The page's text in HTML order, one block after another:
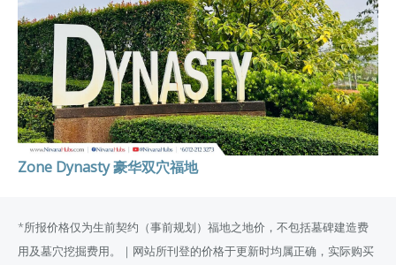
Zone Dynasty豪华双穴福地
*所报价格仅为生前契约（事前规划）福地之地价，不包括墓碑建造费
用及墓穴挖掘费用。｜网站所刊登的价格于更新时均属正确，实际购买